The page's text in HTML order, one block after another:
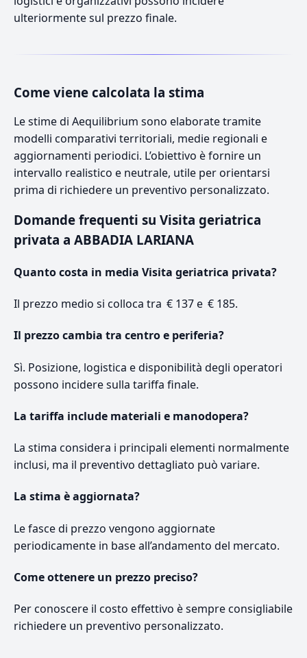
ulteriormente sul prezzo finale.
Come viene calcolata la stima
Le stime di Aequilibrium sono elaborate tramite
modelli comparativi territoriali, medie regionali e
aggiornamenti periodici. L’obiettivo è fornire un
intervallo realistico e neutrale, utile per orientarsi
prima di richiedere un preventivo personalizzato.
Domande frequenti su Visita geriatrica
privata a ABBADIA LARIANA
Quanto costa in media Visita geriatrica privata?
Il prezzo medio si colloca tra € 137 e € 185.
Il prezzo cambia tra centro e periferia?
Sì. Posizione, logistica e disponibilità degli operatori
possono incidere sulla tariffa finale.
La tariffa include materiali e manodopera?
La stima considera i principali elementi normalmente
inclusi, ma il preventivo dettagliato può variare.
La stima è aggiornata?
Le fasce di prezzo vengono aggiornate
periodicamente in base all’andamento del mercato.
Come ottenere un prezzo preciso?
Per conoscere il costo effettivo è sempre consigliabile
richiedere un preventivo personalizzato.